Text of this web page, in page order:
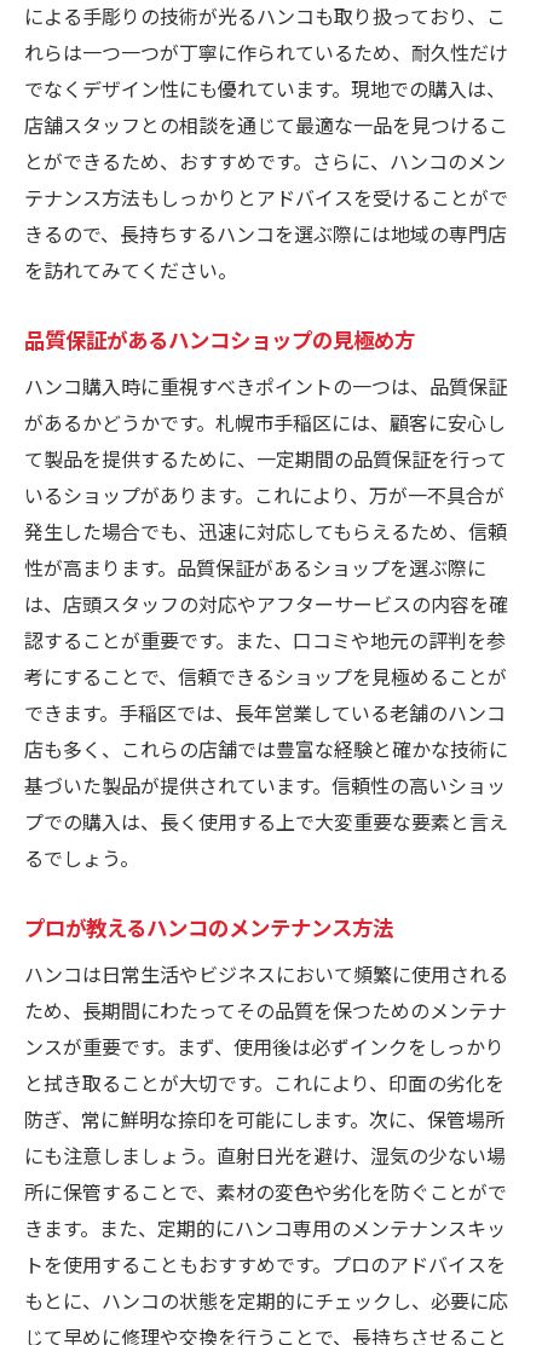
による手彫りの技術が光るハンコも取り扱っており、こ
れらは一つ一つが丁寧に作られているため、耐久性だけ
でなくデザイン性にも優れています。現地での購入は、
店舗スタッフとの相談を通じて最適な一品を見つけるこ
とができるため、おすすめです。さらに、ハンコのメン
テナンス方法もしっかりとアドバイスを受けることがで
きるので、長持ちするハンコを選ぶ際には地域の専門店
を訪れてみてください。
品質保証があるハンコショップの見極め方
ハンコ購入時に重視すべきポイントの一つは、品質保証
があるかどうかです。札幌市手稲区には、顧客に安心し
て製品を提供するために、一定期間の品質保証を行って
いるショップがあります。これにより、万が一不具合が
発生した場合でも、迅速に対応してもらえるため、信頼
性が高まります。品質保証があるショップを選ぶ際に
は、店頭スタッフの対応やアフターサービスの内容を確
認することが重要です。また、口コミや地元の評判を参
考にすることで、信頼できるショップを見極めることが
できます。手稲区では、長年営業している老舗のハンコ
店も多く、これらの店舗では豊富な経験と確かな技術に
基づいた製品が提供されています。信頼性の高いショッ
プでの購入は、長く使用する上で大変重要な要素と言え
るでしょう。
プロが教えるハンコのメンテナンス方法
ハンコは日常生活やビジネスにおいて頻繁に使用される
ため、長期間にわたってその品質を保つためのメンテナ
ンスが重要です。まず、使用後は必ずインクをしっかり
と拭き取ることが大切です。これにより、印面の劣化を
防ぎ、常に鮮明な捺印を可能にします。次に、保管場所
にも注意しましょう。直射日光を避け、湿気の少ない場
所に保管することで、素材の変色や劣化を防ぐことがで
きます。また、定期的にハンコ専用のメンテナンスキッ
トを使用することもおすすめです。プロのアドバイスを
もとに、ハンコの状態を定期的にチェックし、必要に応
じて早めに修理や交換を行うことで、長持ちさせること